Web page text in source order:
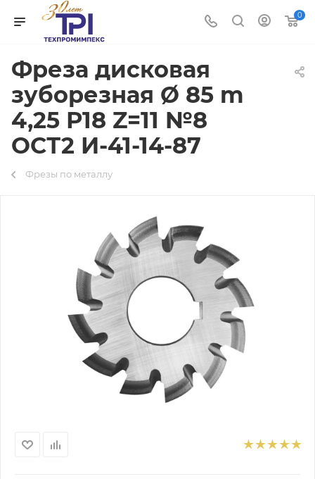
0
Фреза дисковая
зуборезная Ø 85 m
4,25 Р18 Z=11 №8
ОСТ2 И-41-14-87
Фрезы по металлу